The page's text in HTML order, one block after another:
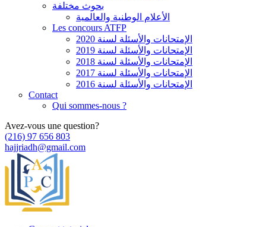
بحوث مختلفة
الأعلام الوطنية والعالمية
Les concours ATFP
الإمتحانات والأسئلة لسنة 2020
الإمتحانات والأسئلة لسنة 2019
الإمتحانات والأسئلة لسنة 2018
الإمتحانات والأسئلة لسنة 2017
الإمتحانات والأسئلة لسنة 2016
Contact
Qui sommes-nous ?
Avez-vous une question?
(216) 97 656 803
hajjriadh@gmail.com